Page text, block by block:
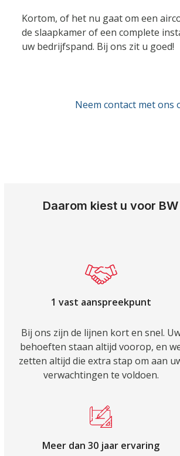
Kortom, of het nu gaat om een
de slaapkamer of een complete
uw bedrijfspand. Bij ons zit u goed!
Neem contact met ons
Daarom kiest u voor
1 vast aanspreekpunt
Bij ons zijn de lijnen kort en snel.
behoeften staan altijd voorop, en
zetten altijd die extra stap om aan
verwachtingen te voldoen.
Meer dan 30 jaar ervaring